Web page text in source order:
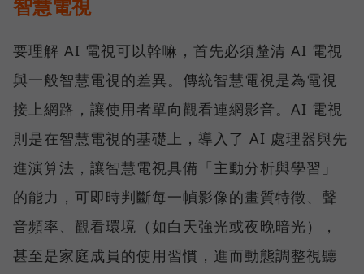
智慧電視
要理解 AI 電視可以幹嘛，首先必須釐清 AI 電視
與一般智慧電視的差異。傳統智慧電視是為電視
接上網路，讓使用者單向觀看連網影音。AI 電視
則是在智慧電視的基礎上，導入了 AI 處理器與先
進演算法，讓智慧電視具備「主動分析與學習」
的能力，可即時判斷每一幀影像的畫質特徵、聲
音頻率、觀看環境（如白天強光或夜晚暗光），
甚至是家庭成員的使用習慣，進而動態調整視聽